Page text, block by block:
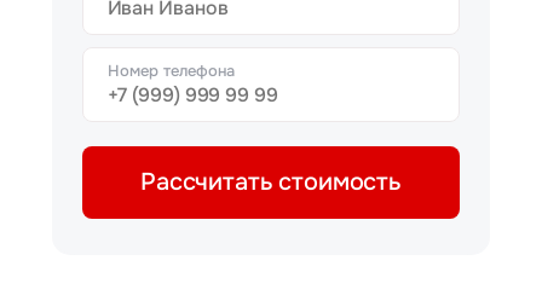
Номер телефона
Рассчитать стоимость